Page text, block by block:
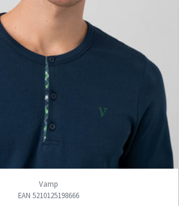
Vamp
EAN 5210125198666